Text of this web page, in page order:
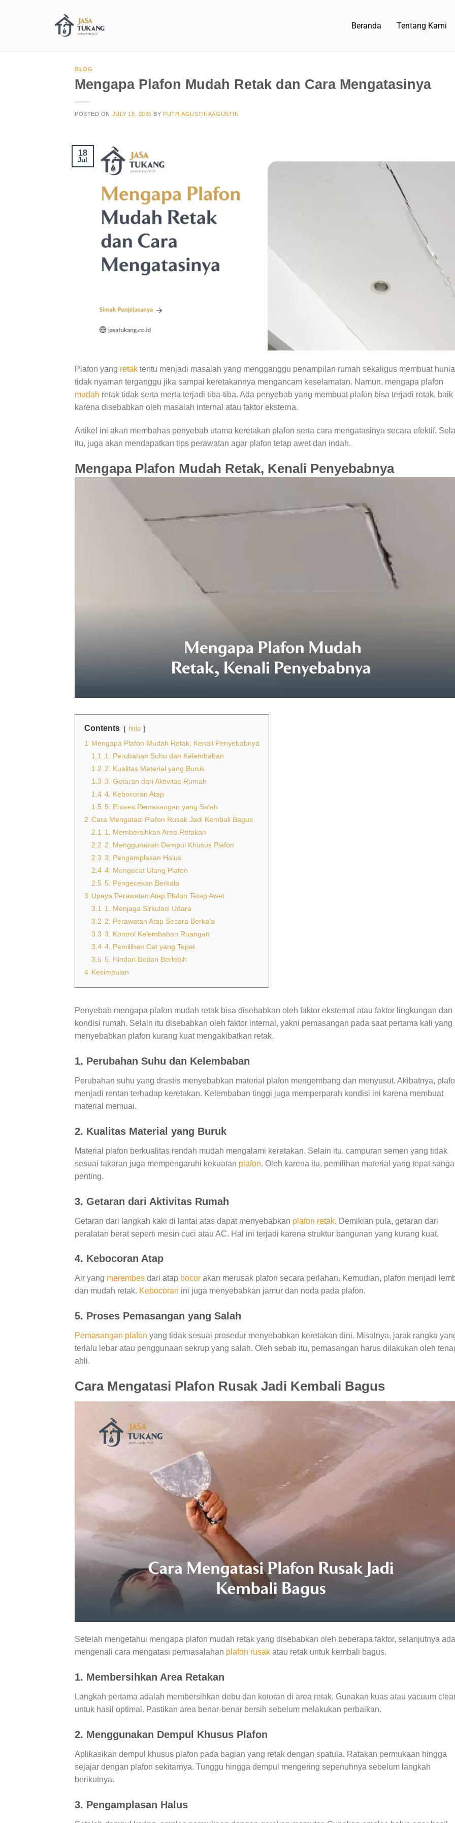
Beranda Tentang Kami
BLOG
Mengapa Plafon Mudah Retak dan Cara Mengatasinya
POSTED ON JULY 18, 2025 BY PUTRIAGUSTINAAGUSTIN
18
Jul
Plafon yang retak tentu menjadi masalah yang mengganggu penampilan rumah sekaligus membuat
tidak nyaman terganggu jika sampai keretakannya mengancam keselamatan. Namun, mengapa plafon
mudah retak tidak serta merta terjadi tiba-tiba. Ada penyebab yang membuat plafon bisa terjadi retak, baik
karena disebabkan oleh masalah internal atau faktor eksterna.
Artikel ini akan membahas penyebab utama keretakan plafon serta cara mengatasinya secara efektif.
itu, juga akan mendapatkan tips perawatan agar plafon tetap awet dan indah.
Mengapa Plafon Mudah Retak, Kenali Penyebabnya
Contents hide
1 Mengapa Plafon Mudah Retak, Kenali Penyebabnya
1.1 1. Perubahan Suhu dan Kelembaban
1.2 2. Kualitas Material yang Buruk
1.3 3. Getaran dari Aktivitas Rumah
1.4 4. Kebocoran Atap
1.5 5. Proses Pemasangan yang Salah
2 Cara Mengatasi Plafon Rusak Jadi Kembali Bagus
2.1 1. Membersihkan Area Retakan
2.2 2. Menggunakan Dempul Khusus Plafon
2.3 3. Pengamplasan Halus
2.4 4. Mengecat Ulang Plafon
2.5 5. Pengecekan Berkala
3 Upaya Perawatan Atap Plafon Tetap Awet
3.1 1. Menjaga Sirkulasi Udara
3.2 2. Perawatan Atap Secara Berkala
3.3 3. Kontrol Kelembaban Ruangan
3.4 4. Pemilihan Cat yang Tepat
3.5 5. Hindari Beban Berlebih
4 Kesimpulan
Penyebab mengapa plafon mudah retak bisa disebabkan oleh faktor eksternal atau faktor lingkungan dan
kondisi rumah. Selain itu disebabkan oleh faktor internal, yakni pemasangan pada saat pertama kali yang
menyebabkan plafon kurang kuat mengakibatkan retak.
1. Perubahan Suhu dan Kelembaban
Perubahan suhu yang drastis menyebabkan material plafon mengembang dan menyusut. Akibatnya,
menjadi rentan terhadap keretakan. Kelembaban tinggi juga memperparah kondisi ini karena membuat
material memuai.
2. Kualitas Material yang Buruk
Material plafon berkualitas rendah mudah mengalami keretakan. Selain itu, campuran semen yang tidak
sesuai takaran juga mempengaruhi kekuatan plafon. Oleh karena itu, pemilihan material yang tepat
penting.
3. Getaran dari Aktivitas Rumah
Getaran dari langkah kaki di lantai atas dapat menyebabkan plafon retak. Demikian pula, getaran dari
peralatan berat seperti mesin cuci atau AC. Hal ini terjadi karena struktur bangunan yang kurang kuat.
4. Kebocoran Atap
Air yang merembes dari atap bocor akan merusak plafon secara perlahan. Kemudian, plafon menjadi
dan mudah retak. Kebocoran ini juga menyebabkan jamur dan noda pada plafon.
5. Proses Pemasangan yang Salah
Pemasangan plafon yang tidak sesuai prosedur menyebabkan keretakan dini. Misalnya, jarak rangka
terlalu lebar atau penggunaan sekrup yang salah. Oleh sebab itu, pemasangan harus dilakukan oleh
ahli.
Cara Mengatasi Plafon Rusak Jadi Kembali Bagus
Setelah mengetahui mengapa plafon mudah retak yang disebabkan oleh beberapa faktor, selanjutnya
mengenali cara mengatasi permasalahan plafon rusak atau retak untuk kembali bagus.
1. Membersihkan Area Retakan
Langkah pertama adalah membersihkan debu dan kotoran di area retak. Gunakan kuas atau vacuum
untuk hasil optimal. Pastikan area benar-benar bersih sebelum melakukan perbaikan.
2. Menggunakan Dempul Khusus Plafon
Aplikasikan dempul khusus plafon pada bagian yang retak dengan spatula. Ratakan permukaan hingga
sejajar dengan plafon sekitarnya. Tunggu hingga dempul mengering sepenuhnya sebelum langkah
berikutnya.
3. Pengamplasan Halus